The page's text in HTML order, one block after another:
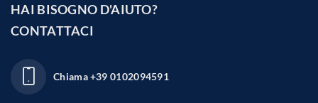
HAI BISOGNO D'AIUTO?
CONTATTACI
Chiama+39 0102094591